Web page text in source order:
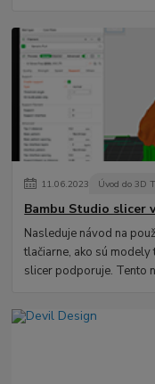
11.06.2023 Úvod do 3D
Bambu Studio slicer
Nasleduje návod na
tlačiarne, ako sú modely
slicer podporuje. Tento